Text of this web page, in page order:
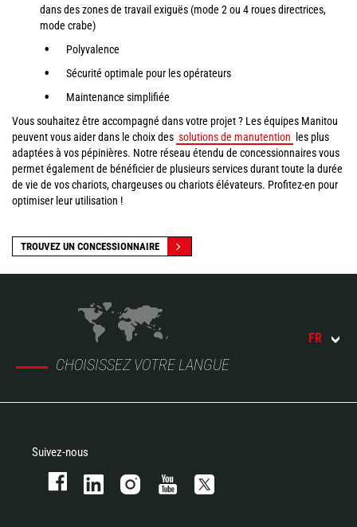
dans des zones de travail exiguës (mode 2 ou 4 roues directrices,
mode crabe)
Polyvalence
Sécurité optimale pour les opérateurs
Maintenance simplifiée
Vous souhaitez être accompagné dans votre projet ? Les équipes Manitou
peuvent vous aider dans le choix des solutions de manutention
les plus
adaptées à vos pépinières. Notre réseau étendu de concessionnaires vous
permet également de bénéficier de plusieurs services durant toute la durée
de vie de vos chariots, chargeuses ou chariots élévateurs. Profitez-en pour
optimiser leur utilisation !
TROUVEZ UN CONCESSIONNAIRE
CHOISISSEZ VOTRE LANGUE
FR
Suivez-nous